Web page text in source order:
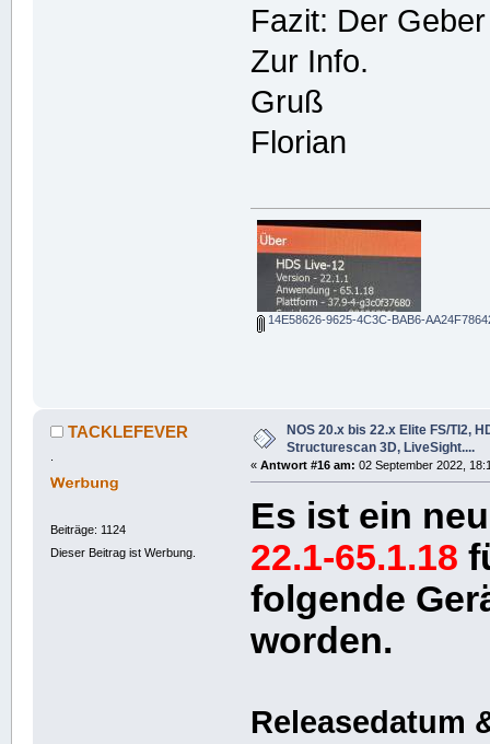
Fazit: Der
Zur Info.
Gruß
Florian
14E58626-9625-4C3C-BAB6-
TACKLEFEVER
.
Beiträge: 1124
Dieser Beitrag ist Werbung.
NOS 20.x bis 22.x Elite FS/TI2,
Structurescan 3D, LiveSight....
«Antwort #16 am: 02 September 2022,
Es ist ein
22.1-65.1.18
folgende
worden.
Releasedatum